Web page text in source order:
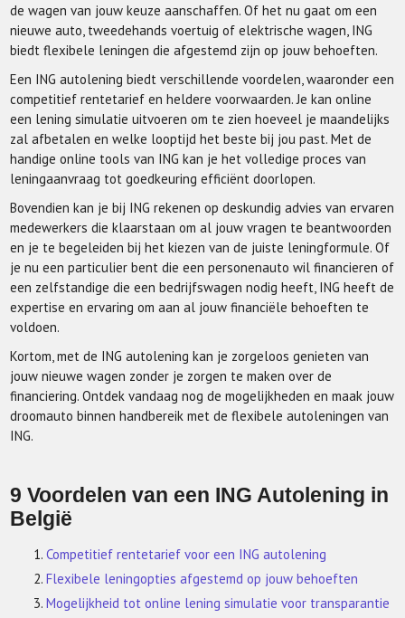
de wagen van jouw keuze aanschaffen. Of het nu gaat om een
nieuwe auto, tweedehands voertuig of elektrische wagen, ING
biedt flexibele leningen die afgestemd zijn op jouw behoeften.
Een ING autolening biedt verschillende voordelen, waaronder een
competitief rentetarief en heldere voorwaarden. Je kan online
een lening simulatie uitvoeren om te zien hoeveel je maandelijks
zal afbetalen en welke looptijd het beste bij jou past. Met de
handige online tools van ING kan je het volledige proces van
leningaanvraag tot goedkeuring efficiënt doorlopen.
Bovendien kan je bij ING rekenen op deskundig advies van ervaren
medewerkers die klaarstaan om al jouw vragen te beantwoorden
en je te begeleiden bij het kiezen van de juiste leningformule. Of
je nu een particulier bent die een personenauto wil financieren of
een zelfstandige die een bedrijfswagen nodig heeft, ING heeft de
expertise en ervaring om aan al jouw financiële behoeften te
voldoen.
Kortom, met de ING autolening kan je zorgeloos genieten van
jouw nieuwe wagen zonder je zorgen te maken over de
financiering. Ontdek vandaag nog de mogelijkheden en maak jouw
droomauto binnen handbereik met de flexibele autoleningen van
ING.
9 Voordelen van een ING Autolening in
België
Competitief rentetarief voor een ING autolening
Flexibele leningopties afgestemd op jouw behoeften
Mogelijkheid tot online lening simulatie voor transparantie